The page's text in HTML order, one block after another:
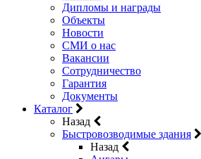
Дипломы и награды
Объекты
Новости
СМИ о нас
Вакансии
Сотрудничество
Гарантия
Документы
Каталог
Назад
Быстровозводимые здания
Назад